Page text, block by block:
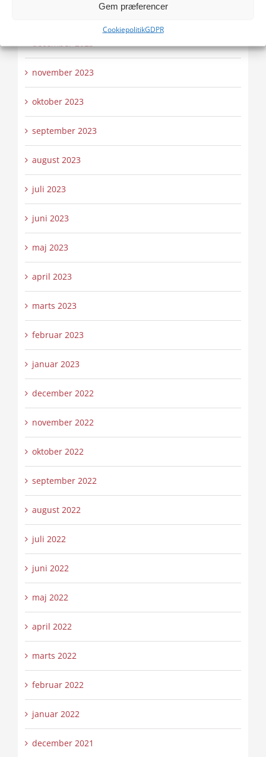
Gem præferencer
CookiepolitikGDPR
november 2023
oktober 2023
september 2023
august 2023
juli 2023
juni 2023
maj 2023
april 2023
marts 2023
februar 2023
januar 2023
december 2022
november 2022
oktober 2022
september 2022
august 2022
juli 2022
juni 2022
maj 2022
april 2022
marts 2022
februar 2022
januar 2022
december 2021